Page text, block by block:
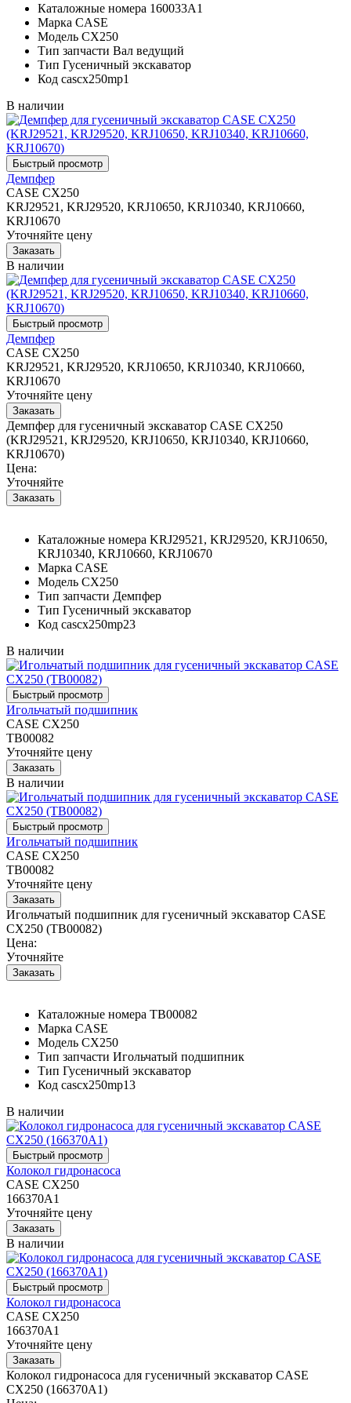
Каталожные номера 160033A1
Марка CASE
Модель CX250
Тип запчасти Вал ведущий
Тип Гусеничный экскаватор
Код cascx250mp1
В наличии
Демпфер
CASE CX250
KRJ29521, KRJ29520, KRJ10650, KRJ10340, KRJ10660,
KRJ10670
Уточняйте цену
В наличии
Демпфер
CASE CX250
KRJ29521, KRJ29520, KRJ10650, KRJ10340, KRJ10660,
KRJ10670
Уточняйте цену
Демпфер для гусеничный экскаватор CASE CX250
(KRJ29521, KRJ29520, KRJ10650, KRJ10340, KRJ10660,
KRJ10670)
Цена:
Уточняйте
Каталожные номера KRJ29521, KRJ29520, KRJ10650,
KRJ10340, KRJ10660, KRJ10670
Марка CASE
Модель CX250
Тип запчасти Демпфер
Тип Гусеничный экскаватор
Код cascx250mp23
В наличии
Игольчатый подшипник
CASE CX250
TB00082
Уточняйте цену
В наличии
Игольчатый подшипник
CASE CX250
TB00082
Уточняйте цену
Игольчатый подшипник для гусеничный экскаватор CASE
CX250 (TB00082)
Цена:
Уточняйте
Каталожные номера TB00082
Марка CASE
Модель CX250
Тип запчасти Игольчатый подшипник
Тип Гусеничный экскаватор
Код cascx250mp13
В наличии
Колокол гидронасоса
CASE CX250
166370A1
Уточняйте цену
В наличии
Колокол гидронасоса
CASE CX250
166370A1
Уточняйте цену
Колокол гидронасоса для гусеничный экскаватор CASE
CX250 (166370A1)